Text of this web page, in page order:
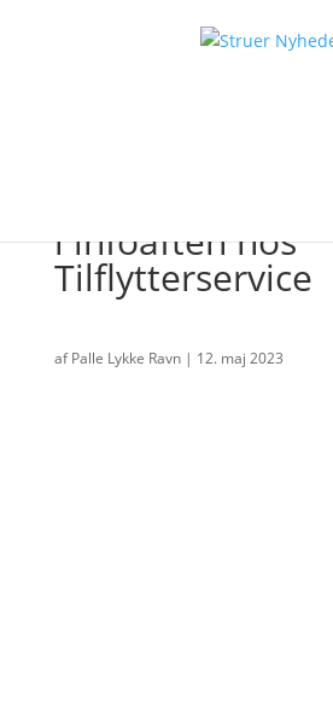
i infoaften hos
Tilflytterservice
afPalle Lykke Ravn| 12. maj 2023